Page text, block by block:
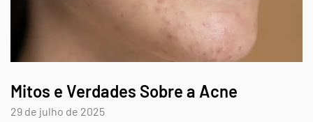
Mitos e Verdades Sobre a Acne
29 de julho de 2025